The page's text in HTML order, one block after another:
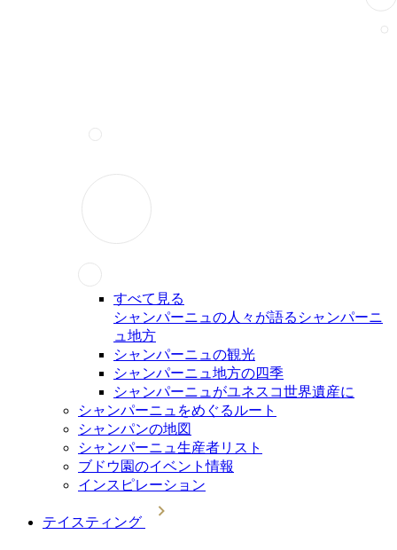
すべて見る
シャンパーニュの人々が語るシャンパーニ
ュ地方
シャンパーニュの観光
シャンパーニュ地方の四季
シャンパーニュがユネスコ世界遺産に
シャンパーニュをめぐるルート
シャンパンの地図
シャンパーニュ生産者リスト
ブドウ園のイベント情報
インスピレーション
テイスティング